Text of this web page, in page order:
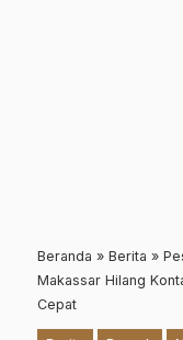
Beranda » Berita »
Makassar Hilang
Cepat